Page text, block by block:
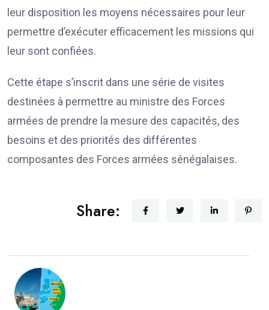
leur disposition les moyens nécessaires pour leur
permettre d’exécuter efficacement les missions qui
leur sont confiées.
Cette étape s’inscrit dans une série de visites
destinées à permettre au ministre des Forces
armées de prendre la mesure des capacités, des
besoins et des priorités des différentes
composantes des Forces armées sénégalaises.
Share: